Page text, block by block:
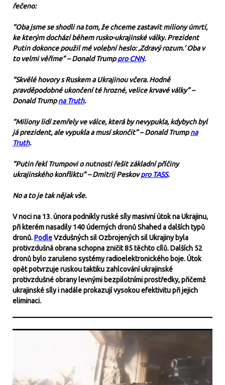
řečeno:
“Oba jsme se shodli na tom, že chceme zastavit miliony úmrtí,
ke kterým dochází během rusko-ukrajinské války. Prezident
Putin dokonce použil mé volební heslo: ‚Zdravý rozum.‘ Oba v
to velmi věříme” – Donald Trumppro CNN.
“Skvělé hovory s Ruskem a Ukrajinou včera. Hodně
pravděpodobné ukončení té hrozné, velice krvavé války” –
Donald Trumpna Truth.
“Miliony lidí zemřely ve válce, která by nevypukla, kdybych byl
já prezident, ale vypukla a musí skončit” – Donald Trumpna
Truth.
“Putin řekl Trumpovi o nutnosti řešit základní příčiny
ukrajinského konfliktu” – Dmitrij Peskovpro TASS.
No a to je tak nějak vše.
V noci na 13. února podnikly ruské síly masivní útok na Ukrajinu,
při kterém nasadily 140 úderných dronů Shahed a dalších typů
dronů.PodleVzdušných sil Ozbrojených sil Ukrajiny byla
protivzdušná obrana schopna zničit 85 těchto cílů. Dalších 52
dronů bylo zarušeno systémy radioelektronického boje. Útok
opět potvrzuje ruskou taktiku zahlcování ukrajinské
protivzdušné obrany levnými bezpilotními prostředky, přičemž
ukrajinské síly i nadále prokazují vysokou efektivitu při jejich
eliminaci.